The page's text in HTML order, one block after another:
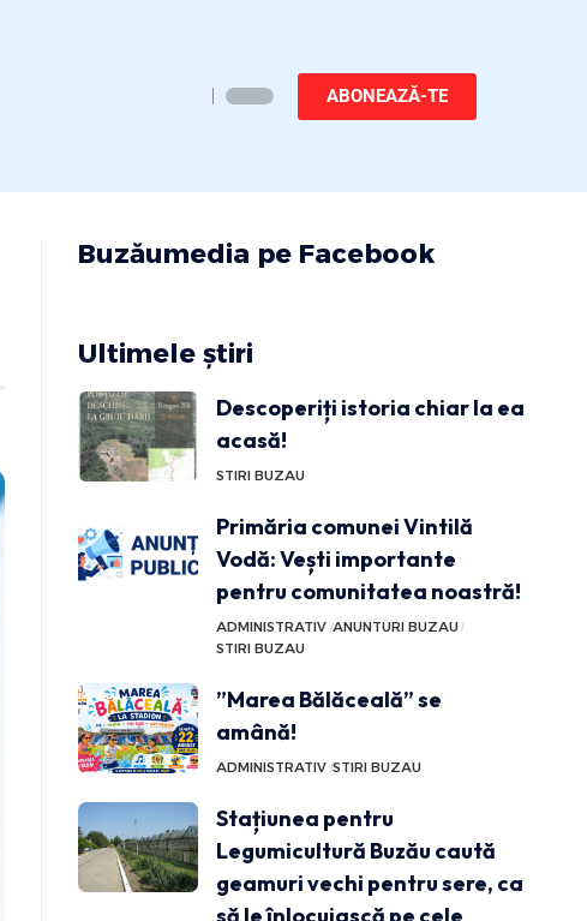
ABONEAZĂ-TE
Buzăumedia pe Facebook
Ultimele știri
Descoperiți istoria chiar la ea
acasă!
STIRI BUZAU
Primăria comunei Vintilă
Vodă: Vești importante
pentru comunitatea noastră!
ADMINISTRATIV ANUNTURI BUZAU
STIRI BUZAU
”Marea Bălăceală” se
amână!
ADMINISTRATIV STIRI BUZAU
Stațiunea pentru
Legumicultură Buzău caută
geamuri vechi pentru sere, ca